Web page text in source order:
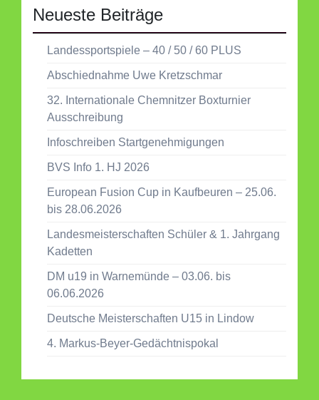
Neueste Beiträge
Landessportspiele – 40 / 50 / 60 PLUS
Abschiednahme Uwe Kretzschmar
32. Internationale Chemnitzer Boxturnier
Ausschreibung
Infoschreiben Startgenehmigungen
BVS Info 1. HJ 2026
European Fusion Cup in Kaufbeuren – 25.06.
bis 28.06.2026
Landesmeisterschaften Schüler & 1. Jahrgang
Kadetten
DM u19 in Warnemünde – 03.06. bis
06.06.2026
Deutsche Meisterschaften U15 in Lindow
4. Markus-Beyer-Gedächtnispokal